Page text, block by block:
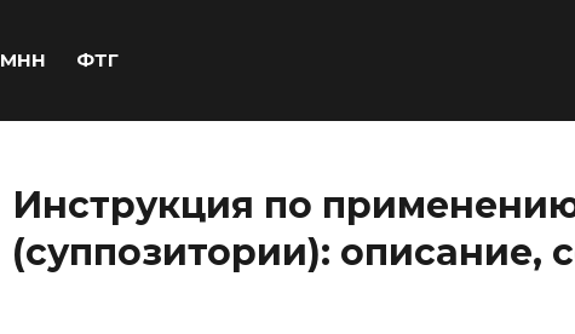
МНН ФТГ
Инструкция по
(суппозитории): описание,